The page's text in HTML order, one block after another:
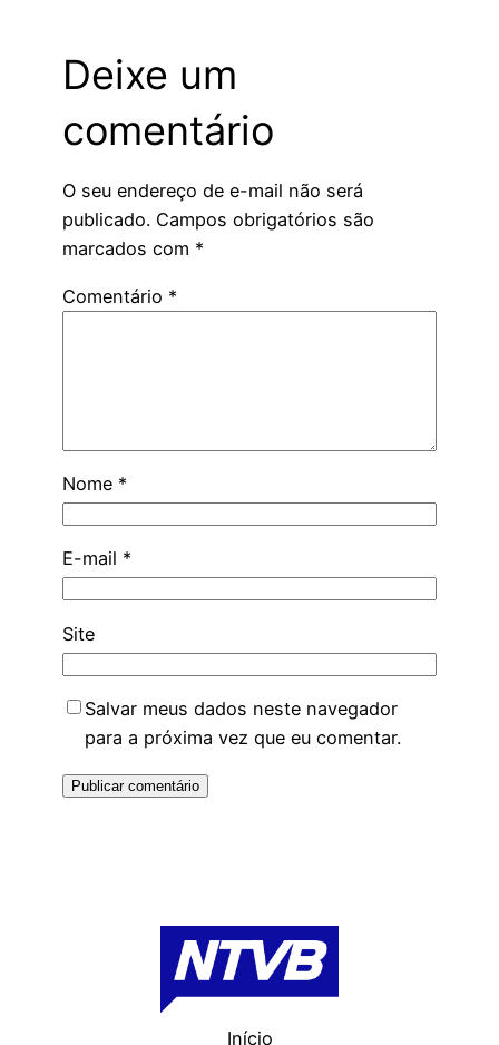
Deixe um
comentário
O seu endereço de e-mail não será
publicado. Campos obrigatórios são
marcados com *
Comentário *
Nome *
E-mail *
Site
Salvar meus dados neste navegador
para a próxima vez que eu comentar.
Início